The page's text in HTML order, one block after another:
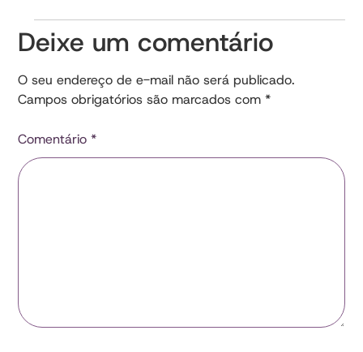
Deixe um comentário
O seu endereço de e-mail não será publicado.
Campos obrigatórios são marcados com*
Comentário*